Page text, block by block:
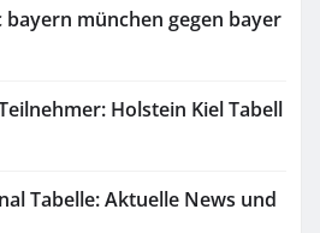
münchen gegen bayer
Holstein Kiel Tabell
Tabelle: Aktuelle News und